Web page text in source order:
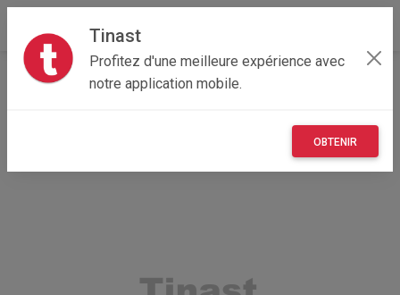
Tinast
Profitez d'une meilleure expérience avec
notre application mobile.
OBTENIR
Accueil Recherche Île-de-France